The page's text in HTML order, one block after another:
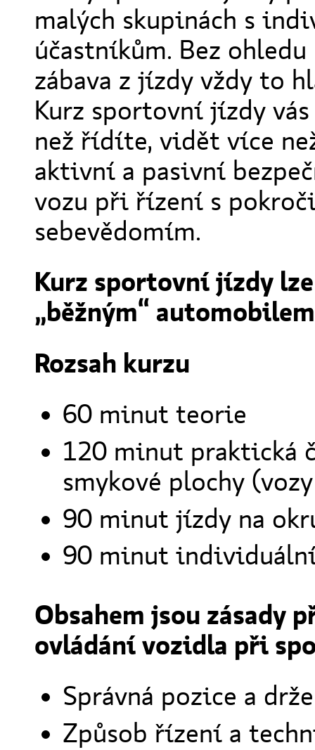
malých skupinách s
účastníkům. Bez
zábava z jízdy vždy to
Kurz sportovní jízdy
než řídíte, vidět více
aktivní a pasivní
vozu při řízení s
sebevědomím.
Kurz sportovní jízdy
„běžným“
Rozsah kurzu
60 minut teorie
120 minut praktická
smykové plochy
90 minut jízdy na
90 minut
Obsahem jsou zásady
ovládání vozidla při
Správná pozice a
Způsob řízení a